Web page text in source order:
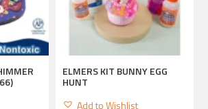
ELMERS KIT BUNNY EGG
HUNT
Add to Wishlist